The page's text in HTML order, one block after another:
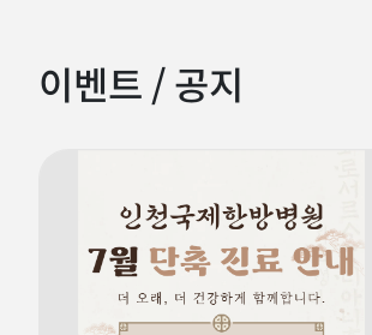
이벤트 / 공지